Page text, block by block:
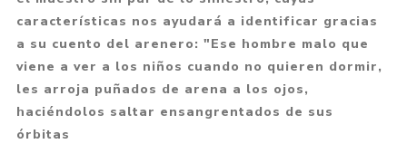
características nos ayudará a identificar gracias
a su cuento del arenero: "Ese hombre malo que
viene a ver a los niños cuando no quieren dormir,
les arroja puñados de arena a los ojos,
haciéndolos saltar ensangrentados de sus
órbitas